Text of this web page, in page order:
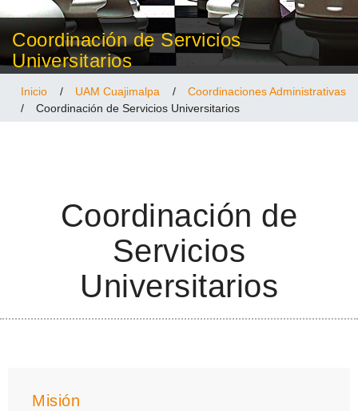
Coordinación de Servicios
Universitarios
Inicio / UAM Cuajimalpa /
Coordinaciones Administrativas
/
Coordinación de Servicios Universitarios
Coordinación de
Servicios
Universitarios
Misión